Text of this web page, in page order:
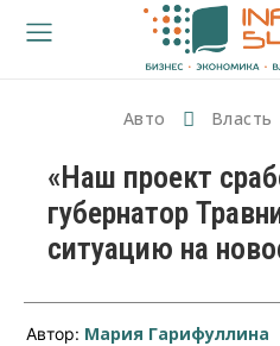
Авто Власть
«Наш проект
губернатор
ситуацию на
Автор: Мария Гарифуллина